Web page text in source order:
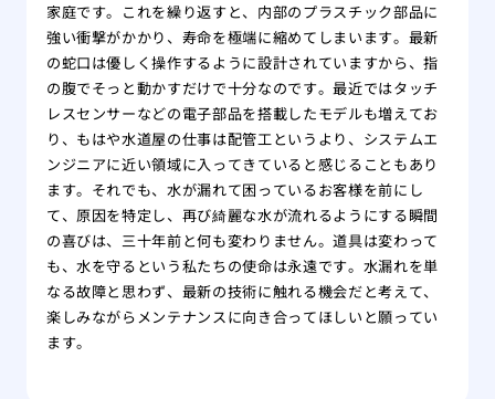
家庭です。これを繰り返すと、内部のプラスチック部品に
強い衝撃がかかり、寿命を極端に縮めてしまいます。最新
の蛇口は優しく操作するように設計されていますから、指
の腹でそっと動かすだけで十分なのです。最近ではタッチ
レスセンサーなどの電子部品を搭載したモデルも増えてお
り、もはや水道屋の仕事は配管工というより、システムエ
ンジニアに近い領域に入ってきていると感じることもあり
ます。それでも、水が漏れて困っているお客様を前にし
て、原因を特定し、再び綺麗な水が流れるようにする瞬間
の喜びは、三十年前と何も変わりません。道具は変わって
も、水を守るという私たちの使命は永遠です。水漏れを単
なる故障と思わず、最新の技術に触れる機会だと考えて、
楽しみながらメンテナンスに向き合ってほしいと願ってい
ます。